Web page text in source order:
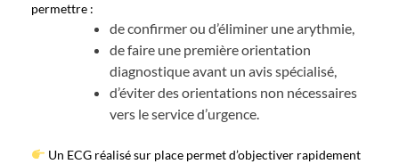
permettre :
de confirmer ou d’éliminer une arythmie,
de faire une première orientation
diagnostique avant un avis spécialisé,
d’éviter des orientations non nécessaires
vers le service d’urgence.
Un ECG réalisé sur place permet d’objectiver rapidement